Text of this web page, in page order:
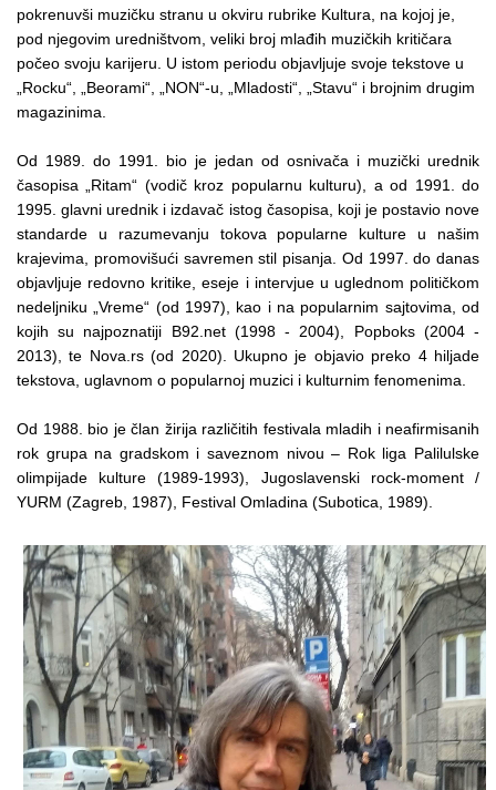
pokrenuvši muzičku stranu u okviru rubrike Kultura, na kojoj je,
pod njegovim uredništvom, veliki broj mlađih muzičkih kritičara
počeo svoju karijeru. U istom periodu objavljuje svoje tekstove u
„Rocku“, „Beorami“, „NON“-u, „Mladosti“, „Stavu“ i brojnim drugim
magazinima.
Od 1989. do 1991. bio je jedan od osnivača i muzički urednik
časopisa „Ritam“ (vodič kroz popularnu kulturu), a od 1991. do
1995. glavni urednik i izdavač istog časopisa, koji je postavio nove
standarde u razumevanju tokova popularne kulture u našim
krajevima, promovišući savremen stil pisanja. Od 1997. do danas
objavljuje redovno kritike, eseje i intervjue u uglednom političkom
nedeljniku „Vreme“ (od 1997), kao i na popularnim sajtovima, od
kojih su najpoznatiji B92.net (1998 - 2004), Popboks (2004 -
2013), te Nova.rs (od 2020). Ukupno je objavio preko 4 hiljade
tekstova, uglavnom o popularnoj muzici i kulturnim fenomenima.
Od 1988. bio je član žirija različitih festivala mladih i neafirmisanih
rok grupa na gradskom i saveznom nivou – Rok liga Palilulske
olimpijade kulture (1989-1993), Jugoslavenski rock-moment /
YURM (Zagreb, 1987), Festival Omladina (Subotica, 1989).